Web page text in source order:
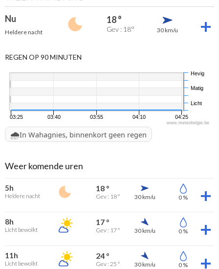
Nu
Heldere nacht
18 °
Gev : 18° 30 km/u
REGEN OP 90 MINUTEN
03:25 03:40 03:55 04:10 04:25
Licht
Matig
Hevig
www.meteobelgie.be
🌧️In Wahagnies, binnenkort geen regen
Weer komende uren
5h
Heldere nacht
18 °
Gev : 18 ° 30 km/u 0 %
8h
Licht bewolkt
17 °
Gev : 17 ° 30 km/u 0 %
11h
Licht bewolkt
24 °
Gev : 25 ° 30 km/u 0 %